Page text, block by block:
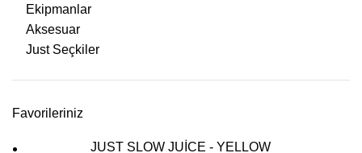
Ekipmanlar
Aksesuar
Just Seçkiler
Favorileriniz
JUST SLOW JUİCE - YELLOW